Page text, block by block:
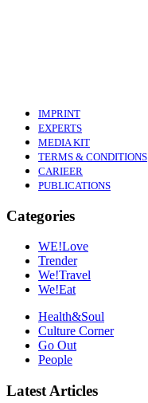
IMPRINT
EXPERTS
MEDIA KIT
TERMS & CONDITIONS
CARIEER
PUBLICATIONS
Categories
WE!Love
Trender
We!Travel
We!Eat
Health&Soul
Culture Corner
Go Out
People
Latest Articles